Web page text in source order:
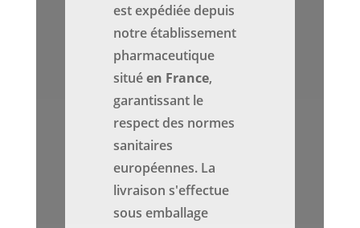
est expédiée depuis
notre établissement
pharmaceutique
situéen France,
garantissant le
respect des normes
sanitaires
européennes. La
livraison s'effectue
sous emballage